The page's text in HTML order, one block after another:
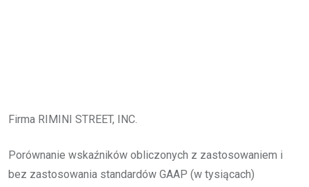
Firma RIMINI STREET, INC.
Porównanie wskaźników obliczonych z zastosowaniem i
bez zastosowania standardów GAAP (w tysiącach)